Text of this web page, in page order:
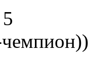
5